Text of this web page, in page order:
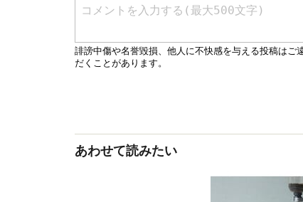
あわせて読みたい